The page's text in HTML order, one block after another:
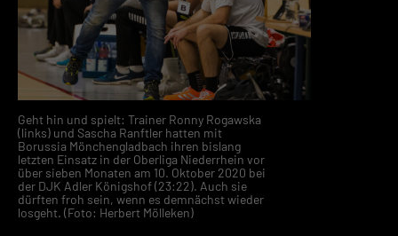
Geht hin und spielt: Trainer Ronny Rogawska
(links) und Sascha Ranftler hatten mit
Borussia Mönchengladbach ihren bislang
letzten Einsatz in der Oberliga Niederrhein vor
über sieben Monaten am 10. Oktober 2020 bei
der DJK Adler Königshof (23:22). Auch sie
dürften froh sein, wenn es demnächst wieder
losgeht. (Foto: Herbert Mölleken)